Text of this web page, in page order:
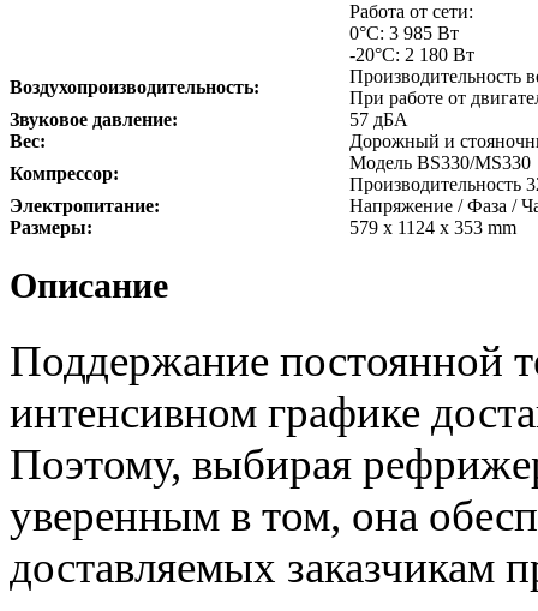
Работа от сети:
0°С: 3 985 Вт
-20°С: 2 180 Вт
Воздухопроизводительность:
Производительность
При работе от
Звуковое давление:
57 дБА
Вес:
Дорожный и
Компрессор:
Модель BS330/MS330
Производительность
Электропитание:
Напряжение / Фаза /
Размеры:
579 x 1124 x 353 mm
Описание
Поддержание постоянной
интенсивном графике
Поэтому, выбирая
уверенным в том, она
доставляемых заказчикам